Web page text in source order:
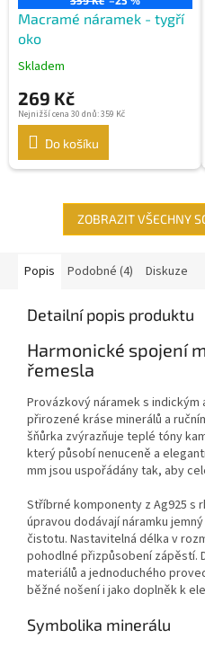
Macramé náramek - tygří
oko
Skladem
269 Kč
Nejnižší cena 30 dnů: 359 Kč
Do košíku
ZOBRAZIT VŠECHNY
Popis Podobné (4) Diskuze
Detailní popis produktu
Harmonické spojení
řemesla
Provázkový náramek s
přirozené kráse minerálů a
šňůrka zvýrazňuje teplé tóny
který působí nenuceně a
mm jsou uspořádány tak, aby
Stříbrné komponenty z Ag925 s
úpravou dodávají náramku
čistotu. Nastavitelná délka v
pohodlné přizpůsobení zápěstí.
materiálů a jednoduchého
běžné nošení i jako doplněk k
Symbolika minerálu